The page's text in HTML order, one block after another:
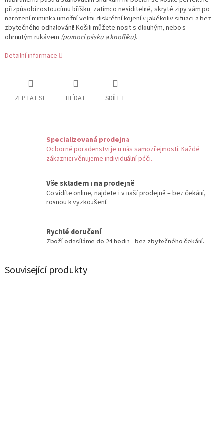
přizpůsobí rostoucímu bříšku, zatímco neviditelné, skryté zipy vám po
narození miminka umožní velmi diskrétní kojení v jakékoliv situaci a bez
zbytečného odhalování! Košili můžete nosit s dlouhým, nebo s
ohrnutým rukávem (pomocí pásku a knoflíku).
Detailní informace
ZEPTAT SE HLÍDAT SDÍLET
Specializovaná prodejna
Odborné poradenství je u nás samozřejmostí. Každé
zákaznici věnujeme individuální péči.
Vše skladem i na prodejně
Co vidíte online, najdete i v naší prodejně – bez čekání,
rovnou k vyzkoušení.
Rychlé doručení
Zboží odesíláme do 24 hodin - bez zbytečného čekání.
Související produkty